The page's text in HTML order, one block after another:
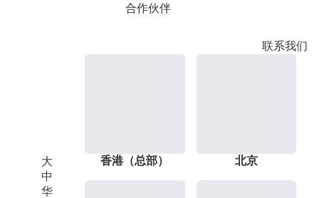
合作伙伴
联系我们
大
中
华
香港（总部） 北京